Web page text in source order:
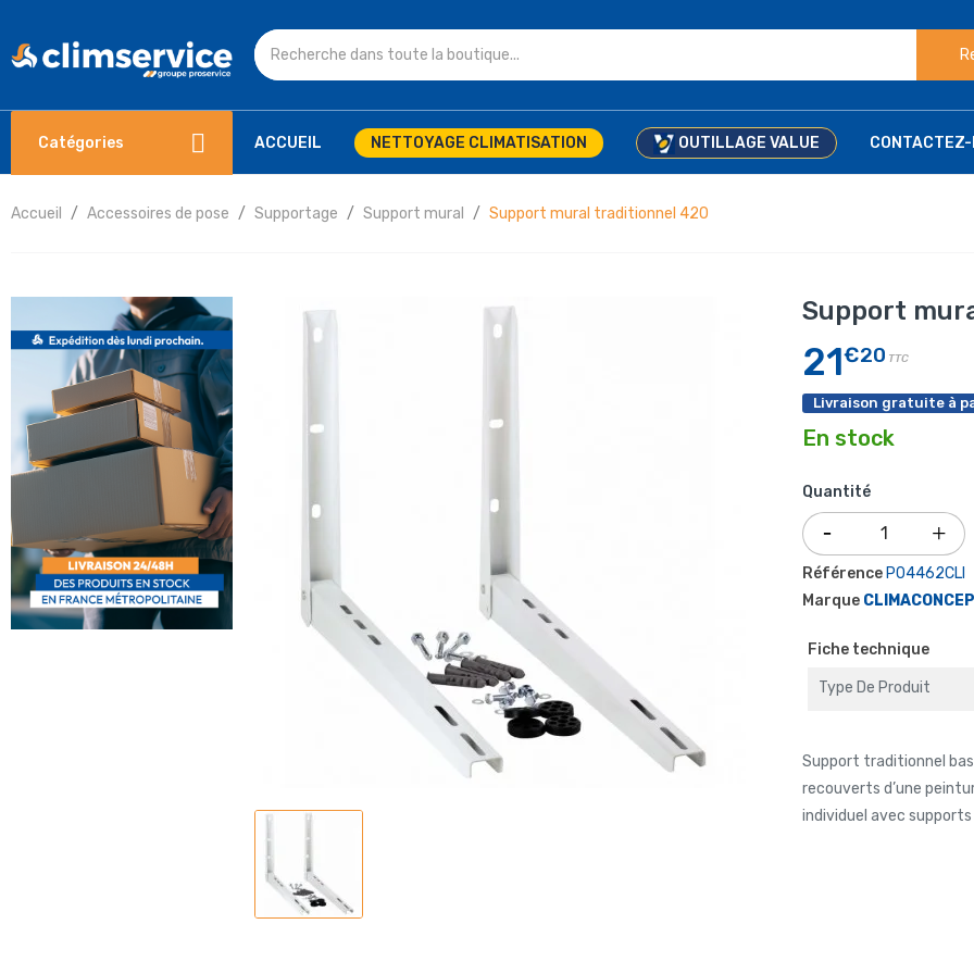
Catégories ACCUEIL NETTOYAGE CLIMATISATION OUTILLAGE VALUE CONTACTEZ-
Accueil Accessoires de pose Supportage Support mural Support mural traditionnel 420
Support
21€20 TTC
Livraison gratuite à
En stock
Quantité
Référence P04462CLI
Marque
Fiche technique
Type De Produit
Support traditionnel
recouverts d’une
individuel avec